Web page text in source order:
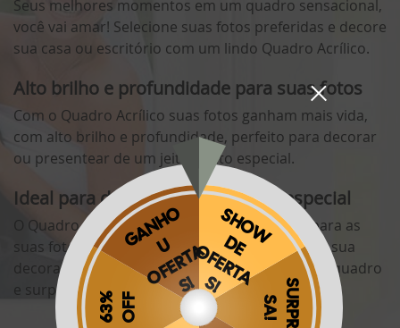
Seus melhores momentos em um quadro sensacional,
você vai amar! Selecione suas fotos preferidas e decore
sua casa ou escritório com um lindo Quadro Acrílico.
Alto brilho e profundidade para suas fotos
Com o Quadro Acrílico suas fotos ganham mais vida,
com alto brilho e profundidade, perfeito para decorar
ou presentear de um jeito muito especial.
Ideal para decorar um ambiente especial
O Quadro Acrílico confere um efeito incrível para as
suas fotos, impossível passar despercebido na sua
decoração, escolha um lugar especial para seu quadro
e surpreenda suas visitas.